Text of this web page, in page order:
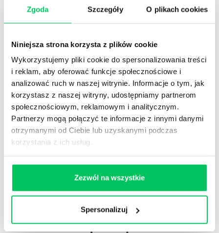
Zgoda Szczegóły O plikach cookies
Niniejsza strona korzysta z plików cookie
Wykorzystujemy pliki cookie do spersonalizowania treści
i reklam, aby oferować funkcje społecznościowe i
analizować ruch w naszej witrynie. Informacje o tym, jak
korzystasz z naszej witryny, udostępniamy partnerom
społecznościowym, reklamowym i analitycznym.
Partnerzy mogą połączyć te informacje z innymi danymi
otrzymanymi od Ciebie lub uzyskanymi podczas
korzystania z ich usług.
Zezwól na wszystkie
Spersonalizuj
Gamma Q&A
Odpowiedzi na często pojawiające się pytania z
obszaru HR.